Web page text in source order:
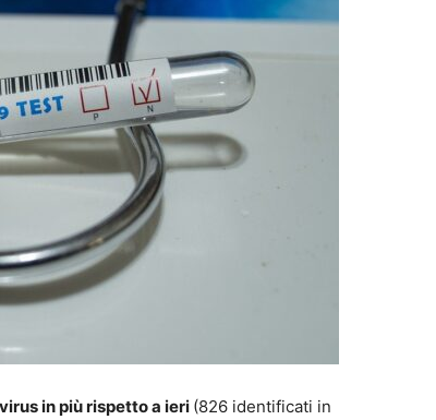
in più rispetto a ieri (826 identificati in